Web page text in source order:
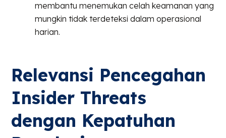
membantu menemukan celah keamanan yang
mungkin tidak terdeteksi dalam operasional
harian.
Relevansi Pencegahan
Insider Threats
dengan Kepatuhan